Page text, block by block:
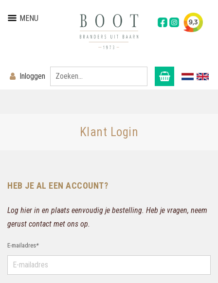
MENU
Inloggen
Klant Login
HEB JE AL EEN ACCOUNT?
Log hier in en plaats eenvoudig je bestelling. Heb je vragen, neem
gerust contact met ons op.
E-mailadres*